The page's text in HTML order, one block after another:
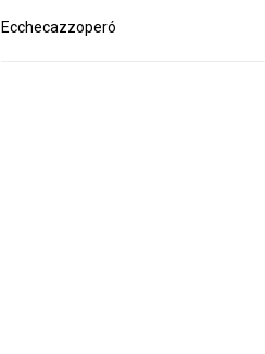
Ecchecazzoperó